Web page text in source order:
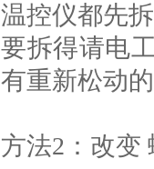
温控仪都先
要拆得请电
有重新松动
方法2：改变